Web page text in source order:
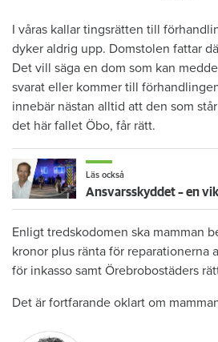
I våras kallar tingsrätten till
dyker aldrig upp. Domstolen fattar
Det vill säga en dom som kan
svarat eller kommer till
innebär nästan alltid att den som
det här fallet Öbo, får rätt.
Läs också
Enligt tredskodomen ska mamman
kronor plus ränta för reparationerna
för inkasso samt Örebrobostäders
Det är fortfarande oklart om